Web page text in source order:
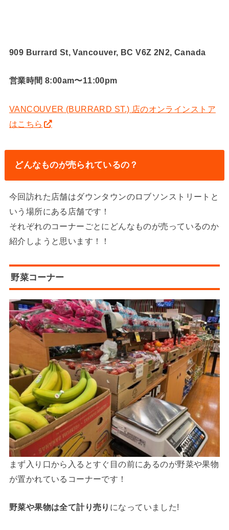
909 Burrard St, Vancouver, BC V6Z 2N2, Canada
営業時間 8:00am〜11:00pm
VANCOUVER (BURRARD ST.) 店のオンラインストア
はこちら
どんなものが売られているの？
今回訪れた店舗はダウンタウンのロブソンストリートと
いう場所にある店舗です！
それぞれのコーナーごとにどんなものが売っているのか
紹介しようと思います！！
野菜コーナー
まず入り口から入るとすぐ目の前にあるのが野菜や果物
が置かれているコーナーです！
野菜や果物は全て計り売り になっていました!